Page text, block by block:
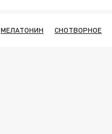
МЕЛАТОНИН СНОТВОРНОЕ